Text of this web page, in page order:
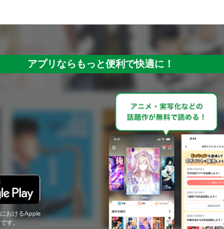
アプリならもっと便利で快適に！
おけるApple
す。